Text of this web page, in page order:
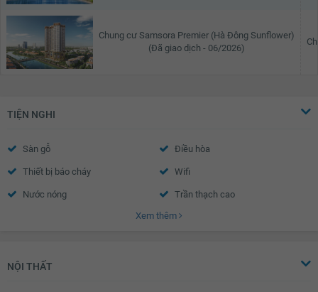
Chung cư Samsora Premier (Hà Đông Sunflower)
(Đã giao dịch - 06/2026)
TIỆN NGHI
Sàn gỗ Điều hòa
Thiết bị báo cháy Wifi
Nước nóng Trần thạch cao
Xem thêm
NỘI THẤT